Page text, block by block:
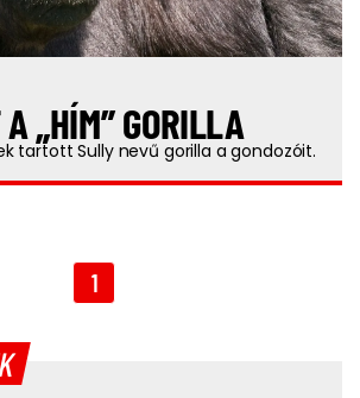
„HÍM” GORILLA
tartott Sully nevű gorilla a gondozóit.
1